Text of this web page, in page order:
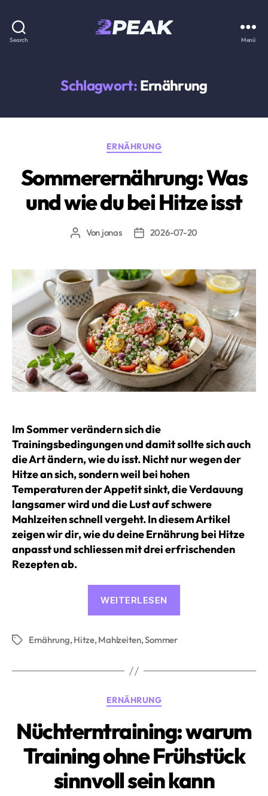
Search Menü
Schlagwort: Ernährung
Kategorien
ERNÄHRUNG
Sommerernährung: Was
und wie du bei Hitze isst
Beitragsautor
Von jonas Beitragsdatum
2026-07-20
Im Sommer verändern sich die
Trainingsbedingungen und damit sollte sich auch
die Art ändern, wie du isst. Nicht nur wegen der
Hitze an sich, sondern weil bei hohen
Temperaturen der Appetit sinkt, die Verdauung
langsamer wird und die Lust auf schwere
Mahlzeiten schnell vergeht. In diesem Artikel
zeigen wir dir, wie du deine Ernährung bei Hitze
anpasst und schliessen mit drei erfrischenden
Rezepten ab.
WEITERLESEN
bei
Schlagwörter
Ernährung,Hitze,Mahlzeiten,Sommer
Kategorien
ERNÄHRUNG
Nüchterntraining: warum
Training ohne Frühstück
sinnvoll sein kann